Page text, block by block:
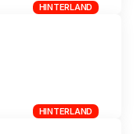
HINTERLAND
HINTERLAND